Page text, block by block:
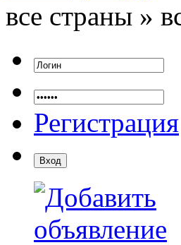
все страны »
Регистрация